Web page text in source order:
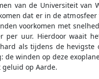
van de Universiteit van
dat er in de atmosfeer
voorkomen met
per uur. Hierdoor waait
als tijdens de hevigste
de winden op deze
op Aarde.